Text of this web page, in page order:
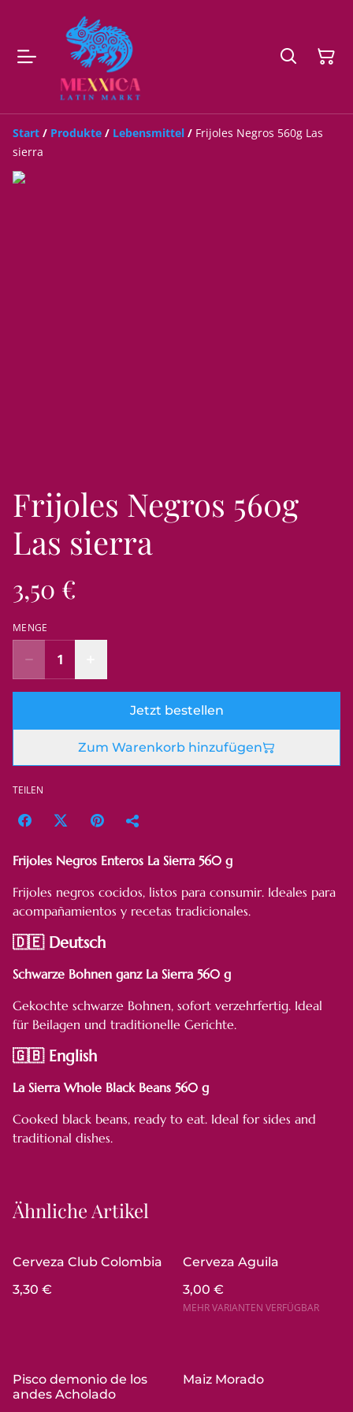
Start / Produkte / Lebensmittel / Frijoles Negros 560g Las
sierra
Frijoles Negros 560g
Las sierra
3,50 €
MENGE
Jetzt bestellen
Zum Warenkorb hinzufügen
TEILEN
Frijoles Negros Enteros La Sierra 560 g
Frijoles negros cocidos, listos para consumir. Ideales para
acompañamientos y recetas tradicionales.
🇩🇪 Deutsch
Schwarze Bohnen ganz La Sierra 560 g
Gekochte schwarze Bohnen, sofort verzehrfertig. Ideal
für Beilagen und traditionelle Gerichte.
🇬🇧 English
La Sierra Whole Black Beans 560 g
Cooked black beans, ready to eat. Ideal for sides and
traditional dishes.
Ähnliche Artikel
Cerveza Club Colombia
3,30 €
Cerveza Aguila
3,00 €
MEHR VARIANTEN VERFÜGBAR
Pisco demonio de los
andes Acholado
Maiz Morado